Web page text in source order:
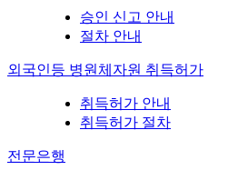
승인 신고 안내
절차 안내
외국인등 병원체자원 취득허가
취득허가 안내
취득허가 절차
전문은행